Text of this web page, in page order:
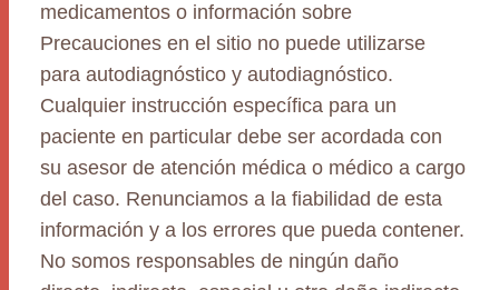
medicamentos o información sobre
Precauciones en el sitio no puede utilizarse
para autodiagnóstico y autodiagnóstico.
Cualquier instrucción específica para un
paciente en particular debe ser acordada con
su asesor de atención médica o médico a cargo
del caso. Renunciamos a la fiabilidad de esta
información y a los errores que pueda contener.
No somos responsables de ningún daño